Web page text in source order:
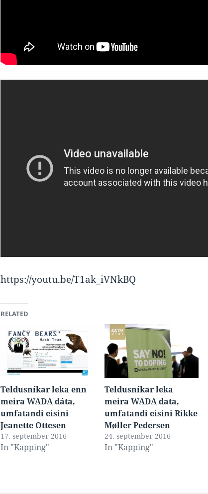
https://youtu.be/T1ak_iVNkBQ
RELATED
Teldusníkar leka enn
meira WADA dáta,
umfatandi eisini
Jeanette Ottesen
17. september 2016
In "Kapping"
Teldusníkar leka
meira WADA data,
umfatandi eisini Rikke
Møller Pedersen
24. september 2016
In "Kapping"